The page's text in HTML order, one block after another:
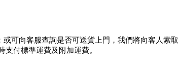
可向客服查詢是否可送貨上門，我們將向客人索取
付標準運費及附加運費。